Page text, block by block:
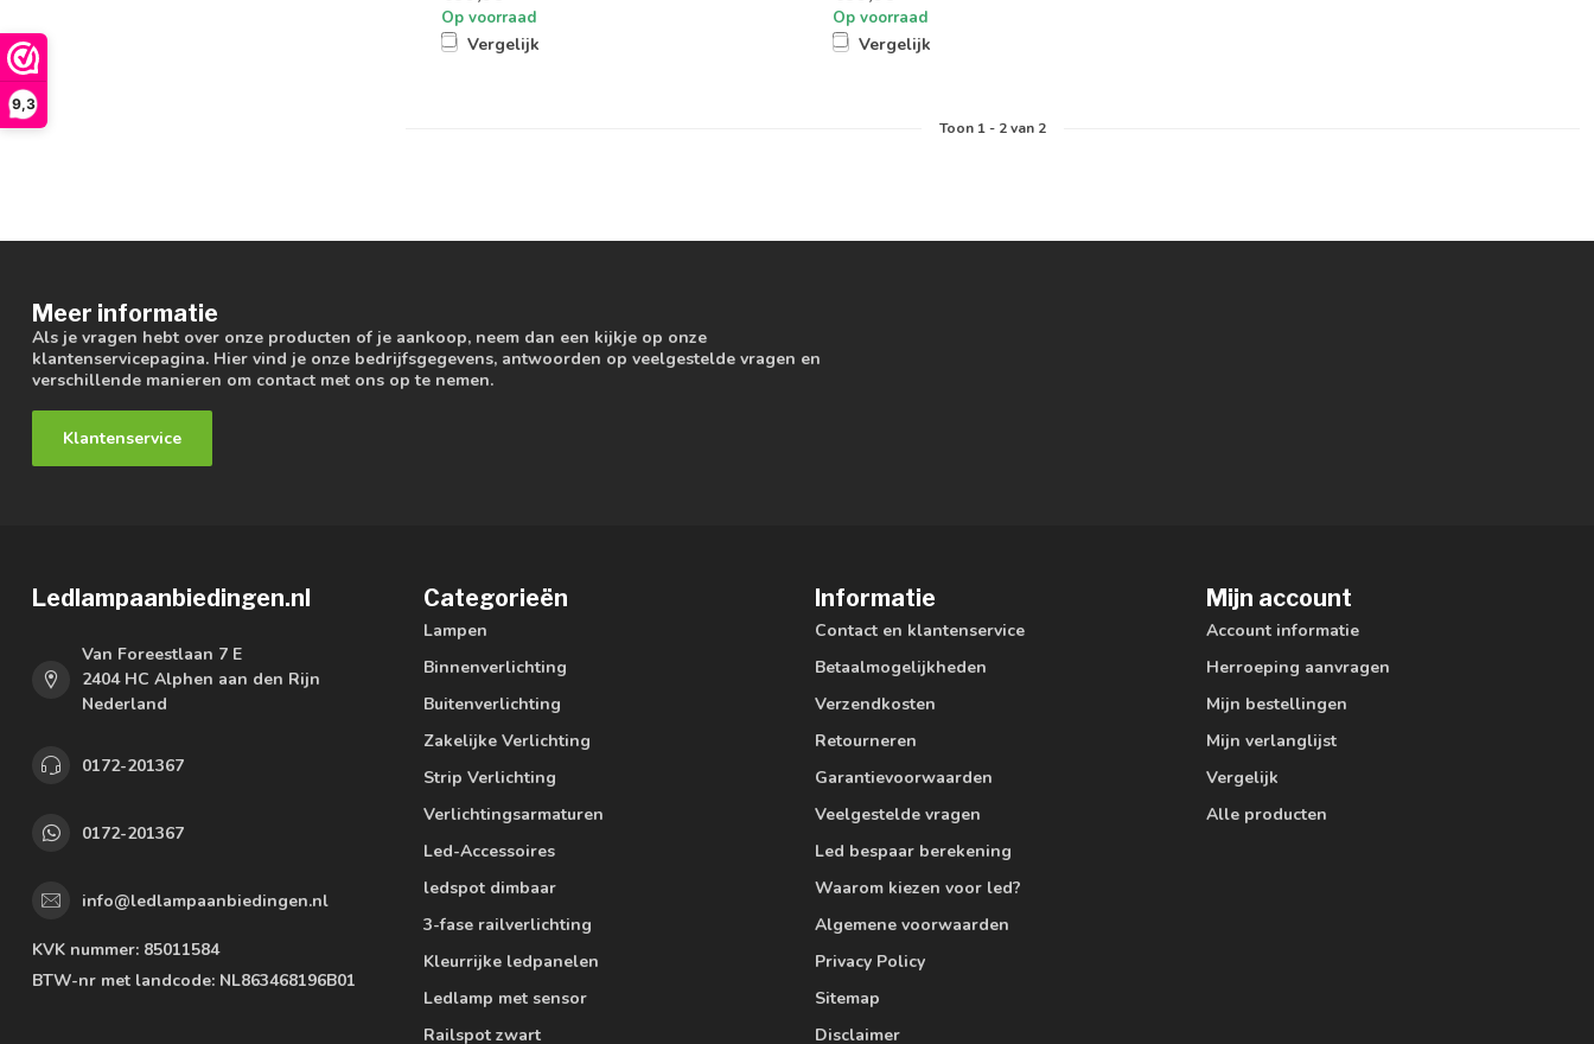
9,3
Op voorraad
Vergelijk
Op voorraad
Vergelijk
Toon 1- 2van 2
Meer informatie
Als je vragen hebt over onze producten of je aankoop, neem dan een kijkje op onze
klantenservicepagina. Hier vind je onze bedrijfsgegevens, antwoorden op veelgestelde vragen en
verschillende manieren om contact met ons op te nemen.
Klantenservice
Ledlampaanbiedingen.nl
Van Foreestlaan 7 E
2404 HC Alphen aan den Rijn
Nederland
0172-201367
0172-201367
info@ledlampaanbiedingen.nl
KVK nummer: 85011584
BTW-nr met landcode: NL863468196B01
Categorieën
Lampen
Binnenverlichting
Buitenverlichting
Zakelijke Verlichting
Strip Verlichting
Verlichtingsarmaturen
Led-Accessoires
ledspot dimbaar
3-fase railverlichting
Kleurrijke ledpanelen
Ledlamp met sensor
Railspot zwart
Informatie
Contact en klantenservice
Betaalmogelijkheden
Verzendkosten
Retourneren
Garantievoorwaarden
Veelgestelde vragen
Led bespaar berekening
Waarom kiezen voor led?
Algemene voorwaarden
Privacy Policy
Sitemap
Disclaimer
Mijn account
Account informatie
Herroeping aanvragen
Mijn bestellingen
Mijn verlanglijst
Vergelijk
Alle producten